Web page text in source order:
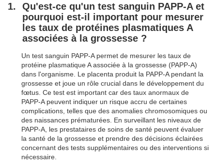
Qu'est-ce qu'un test sanguin PAPP-A et
pourquoi est-il important pour mesurer
les taux de protéines plasmatiques A
associées à la grossesse ?
Un test sanguin PAPP-A permet de mesurer les taux de
protéine plasmatique A associée à la grossesse (PAPP-A)
dans l'organisme. Le placenta produit la PAPP-A pendant la
grossesse et joue un rôle crucial dans le développement du
fœtus. Ce test est important car des taux anormaux de
PAPP-A peuvent indiquer un risque accru de certaines
complications, telles que des anomalies chromosomiques ou
des naissances prématurées. En surveillant les niveaux de
PAPP-A, les prestataires de soins de santé peuvent évaluer
la santé de la grossesse et prendre des décisions éclairées
concernant des tests supplémentaires ou des interventions si
nécessaire.